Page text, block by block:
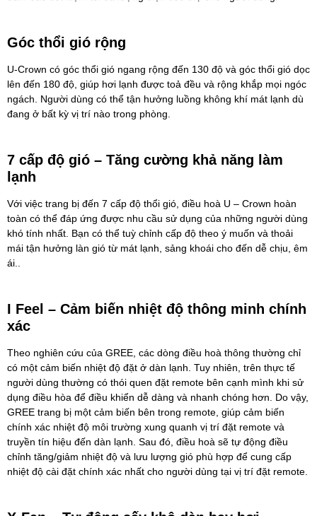
Góc thổi gió rộng
U-Crown có góc thổi gió ngang rộng đến 130 độ và góc thổi gió dọc
lên đến 180 độ, giúp hơi lạnh được toả đều và rộng khắp mọi ngóc
ngách. Người dùng có thể tận hưởng luồng không khí mát lạnh dù
đang ở bất kỳ vị trí nào trong phòng.
7 cấp độ gió – Tăng cường khả năng làm
lạnh
Với việc trang bị đến 7 cấp độ thổi gió, điều hoà U – Crown hoàn
toàn có thể đáp ứng được nhu cầu sử dụng của những người dùng
khó tính nhất. Bạn có thể tuỳ chỉnh cấp độ theo ý muốn và thoải
mái tận hưởng làn gió từ mát lạnh, sảng khoái cho đến dễ chịu, êm
ái..
I Feel – Cảm biến nhiệt độ thông minh chính
xác
Theo nghiên cứu của GREE, các dòng điều hoà thông thường chỉ
có một cảm biến nhiệt độ đặt ở dàn lạnh. Tuy nhiên, trên thực tế
người dùng thường có thói quen đặt remote bên cạnh mình khi sử
dụng điều hòa để điều khiển dễ dàng và nhanh chóng hơn. Do vậy,
GREE trang bị một cảm biến bên trong remote, giúp cảm biến
chính xác nhiệt độ môi trường xung quanh vị trí đặt remote và
truyền tín hiệu đến dàn lạnh. Sau đó, điều hoà sẽ tự động điều
chỉnh tăng/giảm nhiệt độ và lưu lượng gió phù hợp để cung cấp
nhiệt độ cài đặt chính xác nhất cho người dùng tại vị trí đặt remote.